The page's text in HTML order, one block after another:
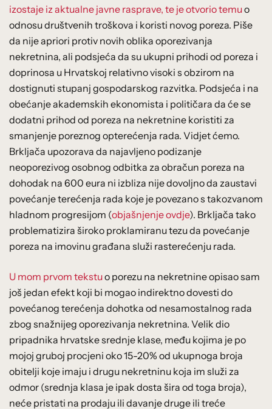
izostaje iz aktualne javne rasprave, te je otvorio temuo
odnosu društvenih troškova i koristi novog poreza. Piše
da nije apriori protiv novih oblika oporezivanja
nekretnina, ali podsjeća da su ukupni prihodi od poreza i
doprinosa u Hrvatskoj relativno visoki s obzirom na
dostignuti stupanj gospodarskog razvitka. Podsjeća i na
obećanje akademskih ekonomista i političara da će se
dodatni prihod od poreza na nekretnine koristiti za
smanjenje poreznog opterećenja rada. Vidjet ćemo.
Brkljača upozorava da najavljeno podizanje
neoporezivog osobnog odbitka za obračun poreza na
dohodak na 600 eura ni izbliza nije dovoljno da zaustavi
povećanje terećenja rada koje je povezano s takozvanom
hladnom progresijom (objašnjenje ovdje). Brkljača tako
problematizira široko proklamiranu tezu da povećanje
poreza na imovinu građana služi rasterećenju rada.
U mom prvom tekstuo porezu na nekretnine opisao sam
još jedan efekt koji bi mogao indirektno dovesti do
povećanog terećenja dohotka od nesamostalnog rada
zbog snažnijeg oporezivanja nekretnina. Velik dio
pripadnika hrvatske srednje klase, među kojima je po
mojoj gruboj procjeni oko 15-20% od ukupnoga broja
obitelji koje imaju i drugu nekretninu koja im služi za
odmor (srednja klasa je ipak dosta šira od toga broja),
neće pristati na prodaju ili davanje druge ili treće